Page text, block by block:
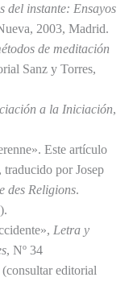
del instante: Ensayos
2003, Madrid.
de meditación
Sanz y Torres,
a la Iniciación,
Este artículo
por Josep
des Religions.
Letra y
, Nº 34
editorial